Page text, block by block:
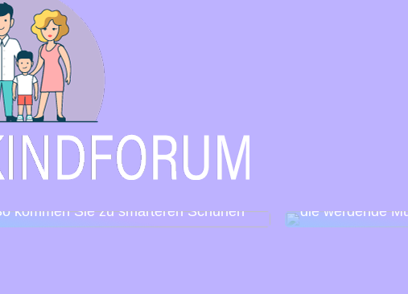
kommen Sie zu smarteren Schuhen
die werdende